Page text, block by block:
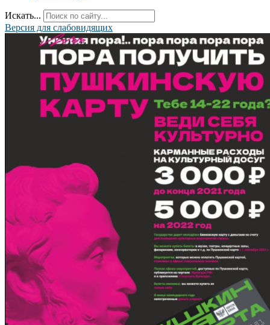
Искать...
Версия для слабовидящих